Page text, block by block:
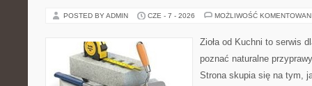
POSTED BY ADMIN CZE - 7 - 2026 MOŻLIWOŚĆ
Zioła od Kuchni to serwis
poznać naturalne
Strona skupia się na tym,